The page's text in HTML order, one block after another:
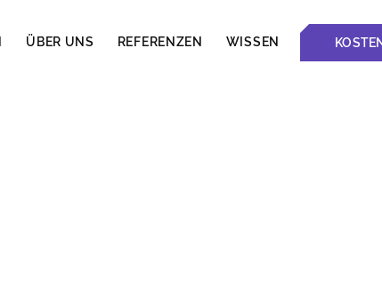
ÜBER UNS REFERENZEN WISSEN